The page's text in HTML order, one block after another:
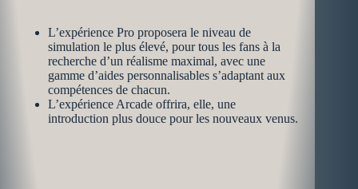
L’expérience Pro proposera le niveau de
simulation le plus élevé, pour tous les fans à la
recherche d’un réalisme maximal, avec une
gamme d’aides personnalisables s’adaptant aux
compétences de chacun.
L’expérience Arcade offrira, elle, une
introduction plus douce pour les nouveaux venus.